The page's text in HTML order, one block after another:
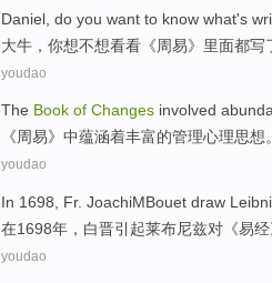
Daniel do you want to know what's
大牛 ， 你想不想看看《周易》里面都写
youdao
The Book of Changes involved
《周易》中蕴涵着丰富的管理心理思想。
youdao
In 1698, Fr. JoachiMBouet draw
在1698年， 白晋引起莱布尼兹对《易
youdao